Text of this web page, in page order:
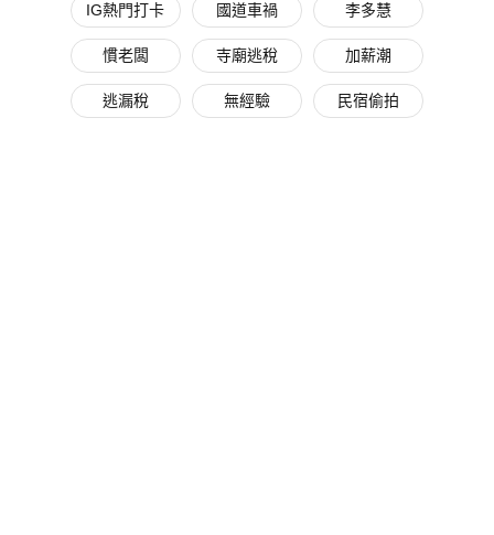
IG熱門打卡 國道車禍 李多慧
慣老闆 寺廟逃稅 加薪潮
逃漏稅 無經驗 民宿偷拍